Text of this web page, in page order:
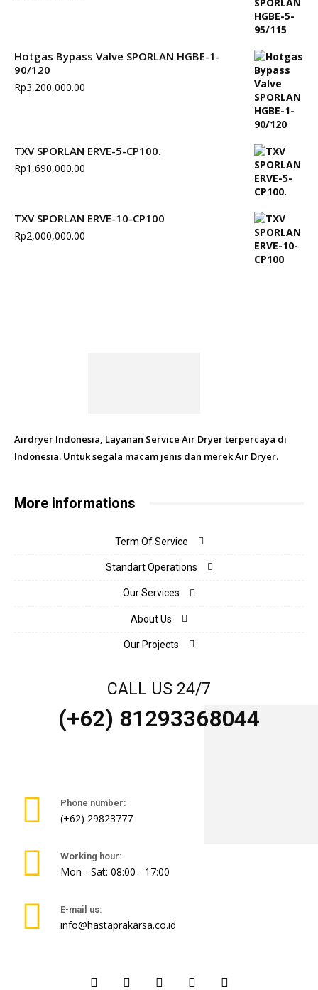
Hotgas Bypass Valve SPORLAN HGBE-1-
90/120
Rp3,200,000.00
TXV SPORLAN ERVE-5-CP100.
Rp1,690,000.00
TXV SPORLAN ERVE-10-CP100
Rp2,000,000.00
Airdryer Indonesia, Layanan Service Air Dryer terpercaya di
Indonesia. Untuk segala macam jenis dan merek Air Dryer.
More informations
Term Of Service
Standart Operations
Our Services
About Us
Our Projects
CALL US 24/7
(+62) 81293368044
Phone number:
(+62) 29823777
Working hour:
Mon - Sat: 08:00 - 17:00
E-mail us:
info@hastaprakarsa.co.id